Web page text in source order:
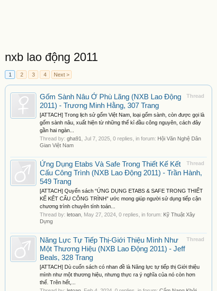
nxb lao động 2011
1 2 3 4 Next >
Thread
Gốm Sành Nâu Ở Phù Lãng (NXB Lao Động
2011) - Trương Minh Hằng, 307 Trang
[ATTACH] Trong lịch sử gốm Việt Nam, loại gốm sành, còn được gọi là
gốm sành nâu, xuất hiện từ những thế kỉ đầu công nguyên, cách đây
gần hai ngàn...
Thread by: gha91 Jul 7, 2025 , 0 replies, in forum: Hội Văn Nghệ Dân
Gian Việt Nam
Thread
Ứng Dụng Etabs Và Safe Trong Thiết Kế Kết
Cấu Công Trình (NXB Lao Động 2011) - Trần Hành,
549 Trang
[ATTACH] Quyển sách “ỨNG DỤNG ETABS & SAFE TRONG THIẾT
KẾ KẾT CẤU CÔNG TRÌNH” ước mong giúp người sử dụng tiếp cận
chương trình chuyên tính toán...
Thread by: letoan May 27, 2024 , 0 replies, in forum: Kỹ Thuật Xây
Dựng
Thread
Năng Lực Tự Tiếp Thị-Giới Thiệu Mình Như
Một Thương Hiệu (NXB Lao Động 2011) - Jeff
Beals, 328 Trang
[ATTACH] Dù cuốn sách có nhan đề là Năng lực tự tiếp thị Giới thiệu
mình như một thương hiệu, nhưng thực ra ý nghĩa của nó còn hơn
thế. Trên hết,...